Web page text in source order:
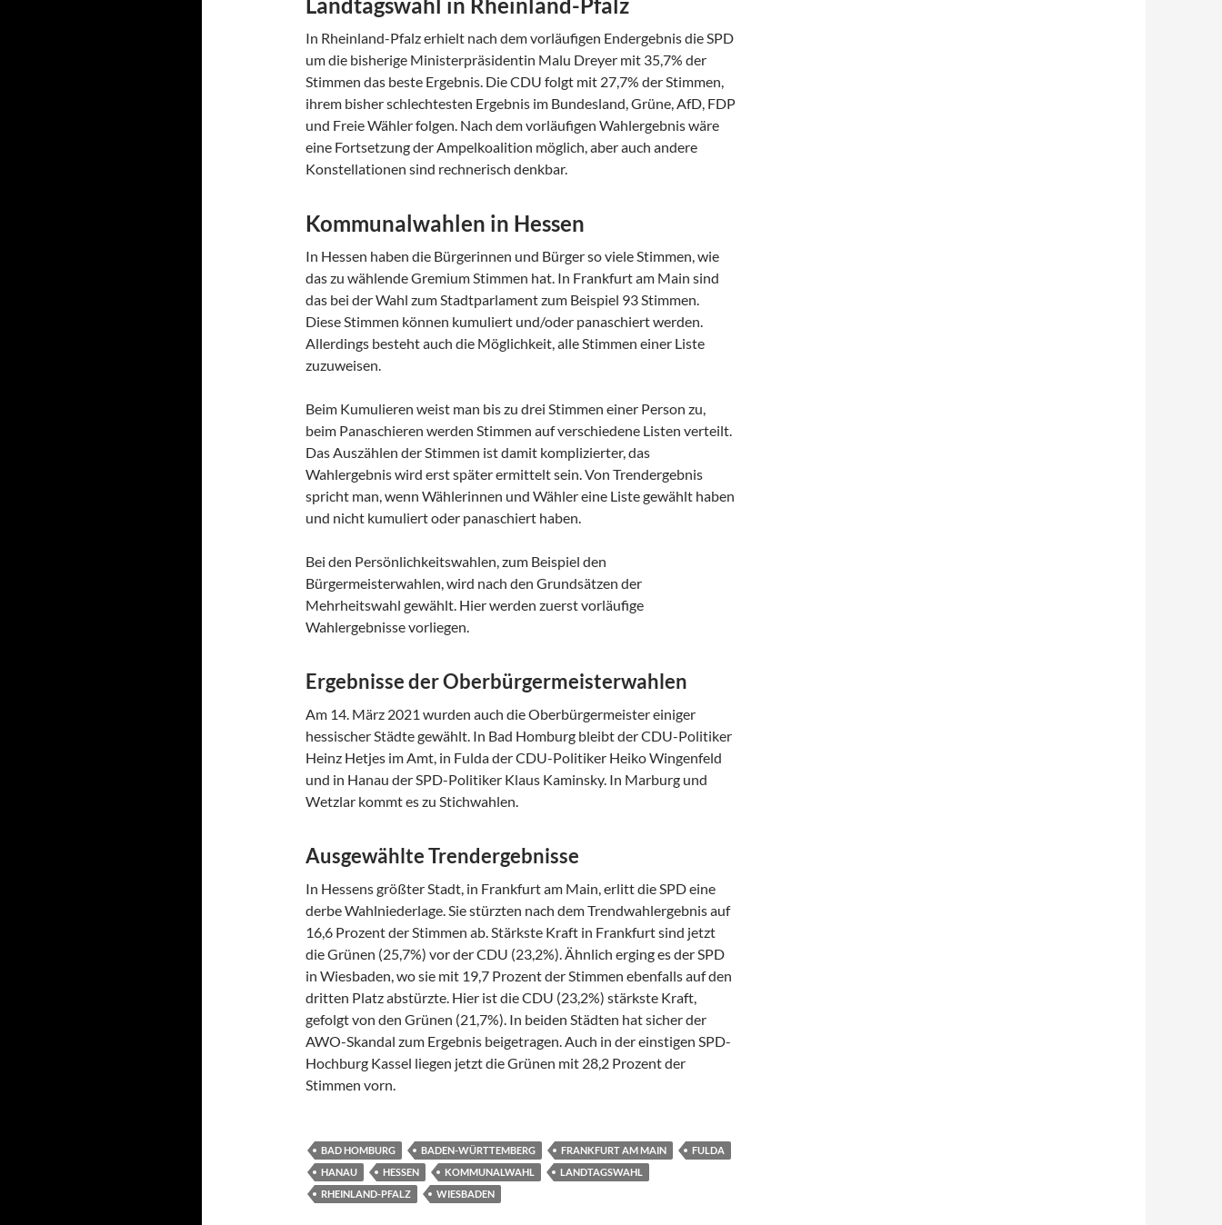
In Rheinland-Pfalz erhielt nach dem vorläufigen Endergebnis die SPD
um die bisherige Ministerpräsidentin Malu Dreyer mit 35,7% der
Stimmen das beste Ergebnis. Die CDU folgt mit 27,7% der Stimmen,
ihrem bisher schlechtesten Ergebnis im Bundesland, Grüne, AfD, FDP
und Freie Wähler folgen. Nach dem vorläufigen Wahlergebnis wäre
eine Fortsetzung der Ampelkoalition möglich, aber auch andere
Konstellationen sind rechnerisch denkbar.
Kommunalwahlen in Hessen
In Hessen haben die Bürgerinnen und Bürger so viele Stimmen, wie
das zu wählende Gremium Stimmen hat. In Frankfurt am Main sind
das bei der Wahl zum Stadtparlament zum Beispiel 93 Stimmen.
Diese Stimmen können kumuliert und/oder panaschiert werden.
Allerdings besteht auch die Möglichkeit, alle Stimmen einer Liste
zuzuweisen.
Beim Kumulieren weist man bis zu drei Stimmen einer Person zu,
beim Panaschieren werden Stimmen auf verschiedene Listen verteilt.
Das Auszählen der Stimmen ist damit komplizierter, das
Wahlergebnis wird erst später ermittelt sein. Von Trendergebnis
spricht man, wenn Wählerinnen und Wähler eine Liste gewählt haben
und nicht kumuliert oder panaschiert haben.
Bei den Persönlichkeitswahlen, zum Beispiel den
Bürgermeisterwahlen, wird nach den Grundsätzen der
Mehrheitswahl gewählt. Hier werden zuerst vorläufige
Wahlergebnisse vorliegen.
Ergebnisse der Oberbürgermeisterwahlen
Am 14. März 2021 wurden auch die Oberbürgermeister einiger
hessischer Städte gewählt. In Bad Homburg bleibt der CDU-Politiker
Heinz Hetjes im Amt, in Fulda der CDU-Politiker Heiko Wingenfeld
und in Hanau der SPD-Politiker Klaus Kaminsky. In Marburg und
Wetzlar kommt es zu Stichwahlen.
Ausgewählte Trendergebnisse
In Hessens größter Stadt, in Frankfurt am Main, erlitt die SPD eine
derbe Wahlniederlage. Sie stürzten nach dem Trendwahlergebnis auf
16,6 Prozent der Stimmen ab. Stärkste Kraft in Frankfurt sind jetzt
die Grünen (25,7%) vor der CDU (23,2%). Ähnlich erging es der SPD
in Wiesbaden, wo sie mit 19,7 Prozent der Stimmen ebenfalls auf den
dritten Platz abstürzte. Hier ist die CDU (23,2%) stärkste Kraft,
gefolgt von den Grünen (21,7%). In beiden Städten hat sicher der
AWO-Skandal zum Ergebnis beigetragen. Auch in der einstigen SPD-
Hochburg Kassel liegen jetzt die Grünen mit 28,2 Prozent der
Stimmen vorn.
BAD HOMBURG BADEN-WÜRTTEMBERG FRANKFURT AM MAIN
FULDA
HANAU
HESSEN KOMMUNALWAHL
LANDTAGSWAHL
RHEINLAND-PFALZ
WIESBADEN